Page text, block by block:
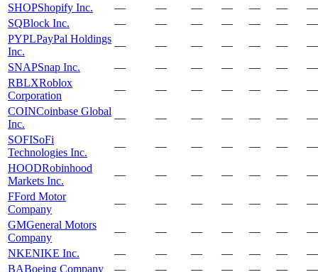
SHOPShopify Inc. — — — — — —
—
SQBlock Inc. — — — — — —
—
PYPLPayPal Holdings
Inc.
— — — — — —
—
SNAPSnap Inc. — — — — — —
—
RBLXRoblox
Corporation
— — — — — —
—
COINCoinbase Global
Inc.
— — — — — —
—
SOFISoFi
Technologies Inc.
— — — — — —
—
HOODRobinhood
Markets Inc.
— — — — — —
—
FFord Motor
Company
— — — — — —
—
GMGeneral Motors
Company
— — — — — —
—
NKENIKE Inc. — — — — — —
—
BABoeing Company — — — — — —
—